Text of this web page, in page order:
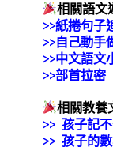
相關語文
>>紙捲句子
>>自己動手
>>中文語文
>>部首拉密
相關教養
>> 孩子記
>> 孩子的